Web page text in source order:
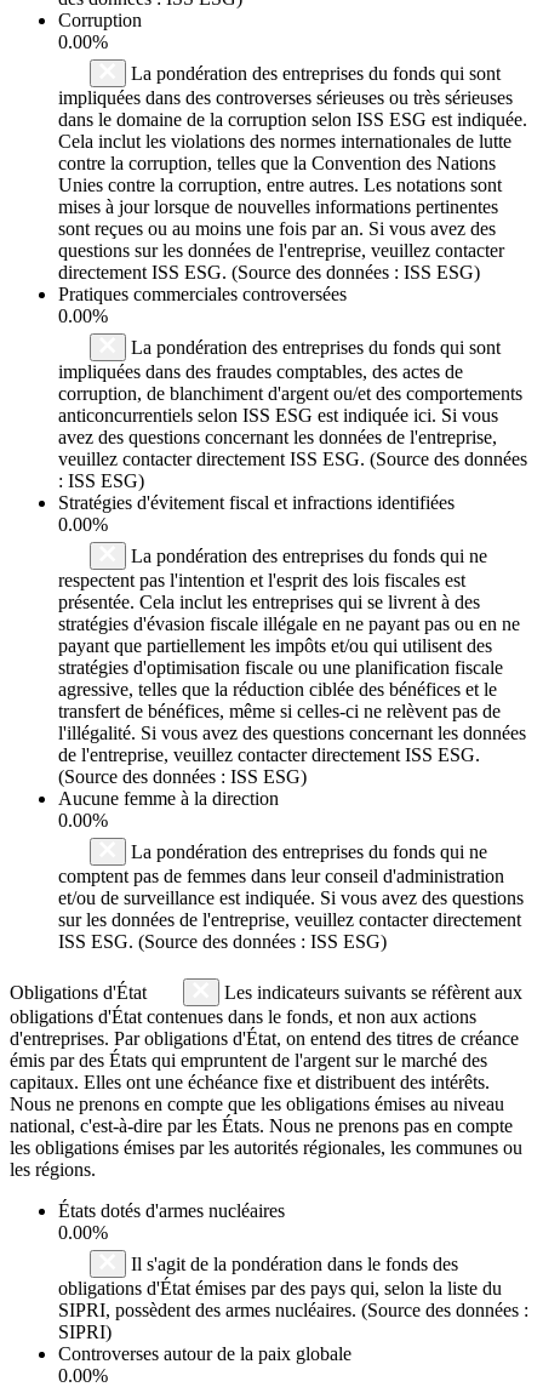
Corruption
0.00%
La pondération des entreprises du fonds qui sont
impliquées dans des controverses sérieuses ou très sérieuses
dans le domaine de la corruption selon ISS ESG est indiquée.
Cela inclut les violations des normes internationales de lutte
contre la corruption, telles que la Convention des Nations
Unies contre la corruption, entre autres. Les notations sont
mises à jour lorsque de nouvelles informations pertinentes
sont reçues ou au moins une fois par an. Si vous avez des
questions sur les données de l'entreprise, veuillez contacter
directement ISS ESG. (Source des données : ISS ESG)
Pratiques commerciales controversées
0.00%
La pondération des entreprises du fonds qui sont
impliquées dans des fraudes comptables, des actes de
corruption, de blanchiment d'argent ou/et des comportements
anticoncurrentiels selon ISS ESG est indiquée ici. Si vous
avez des questions concernant les données de l'entreprise,
veuillez contacter directement ISS ESG. (Source des données
: ISS ESG)
Stratégies d'évitement fiscal et infractions identifiées
0.00%
La pondération des entreprises du fonds qui ne
respectent pas l'intention et l'esprit des lois fiscales est
présentée. Cela inclut les entreprises qui se livrent à des
stratégies d'évasion fiscale illégale en ne payant pas ou en ne
payant que partiellement les impôts et/ou qui utilisent des
stratégies d'optimisation fiscale ou une planification fiscale
agressive, telles que la réduction ciblée des bénéfices et le
transfert de bénéfices, même si celles-ci ne relèvent pas de
l'illégalité. Si vous avez des questions concernant les données
de l'entreprise, veuillez contacter directement ISS ESG.
(Source des données : ISS ESG)
Aucune femme à la direction
0.00%
La pondération des entreprises du fonds qui ne
comptent pas de femmes dans leur conseil d'administration
et/ou de surveillance est indiquée. Si vous avez des questions
sur les données de l'entreprise, veuillez contacter directement
ISS ESG. (Source des données : ISS ESG)
Obligations d'État
Les indicateurs suivants se réfèrent aux
obligations d'État contenues dans le fonds, et non aux actions
d'entreprises. Par obligations d'État, on entend des titres de créance
émis par des États qui empruntent de l'argent sur le marché des
capitaux. Elles ont une échéance fixe et distribuent des intérêts.
Nous ne prenons en compte que les obligations émises au niveau
national, c'est-à-dire par les États. Nous ne prenons pas en compte
les obligations émises par les autorités régionales, les communes ou
les régions.
États dotés d'armes nucléaires
0.00%
Il s'agit de la pondération dans le fonds des
obligations d'État émises par des pays qui, selon la liste du
SIPRI, possèdent des armes nucléaires. (Source des données :
SIPRI)
Controverses autour de la paix globale
0.00%